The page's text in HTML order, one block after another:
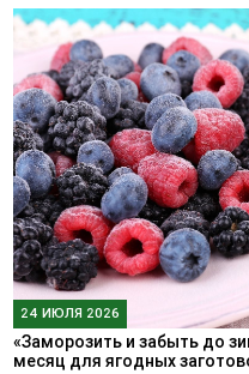
24 ИЮЛЯ 2026
«Заморозить и забыть до
месяц для ягодных